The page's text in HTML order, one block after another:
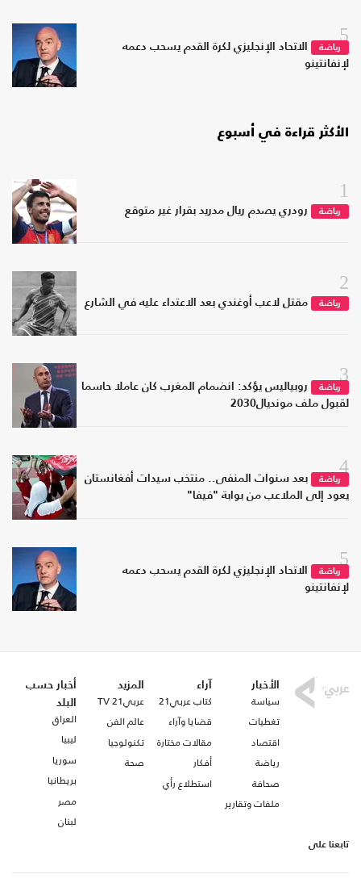
5
رياضة
الاتحاد الإنجليزي لكرة القدم يسحب دعمه
لإنفانتينو
الأكثر قراءة في أسبوع
1
رياضة رودري يصدم ريال مدريد بقرار غير متوقع
2
رياضة مقتل لاعب أوغندي بعد الاعتداء عليه في الشارع
3
رياضة
روبياليس يؤكد: انضمام المغرب كان عاملا حاسما
لقبول ملف مونديال2030
4
رياضة
بعد سنوات المنفى.. منتخب سيدات أفغانستان
يعود إلى الملاعب من بوابة "فيفا"
5
رياضة
الاتحاد الإنجليزي لكرة القدم يسحب دعمه
لإنفانتينو
الأخبار
سياسة
تغطيات
اقتصاد
رياضة
صحافة
ملفات وتقارير
آراء
كتاب عربي21
قضايا وآراء
مقالات مختارة
أفكار
استطلاع رأي
المزيد
عربي21 TV
عالم الفن
تكنولوجيا
صحة
أخبار حسب
البلد
العراق
ليبيا
سوريا
بريطانيا
مصر
لبنان
تابعنا على